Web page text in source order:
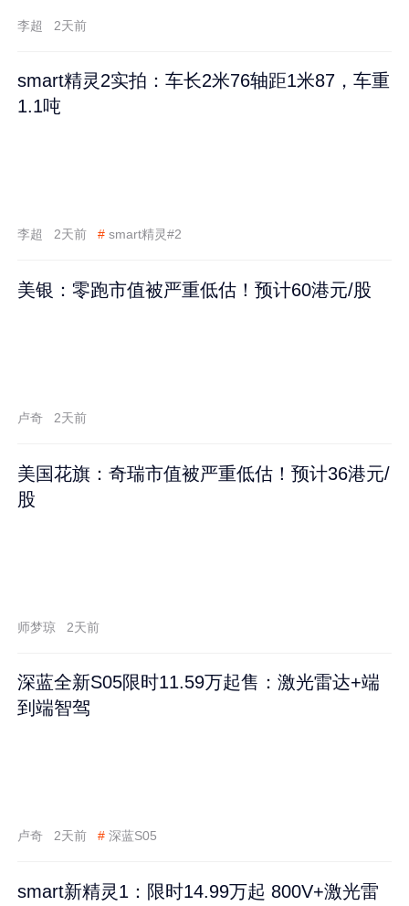
李超 2天前
smart精灵2实拍：车长2米76轴距1米87，车重
1.1吨
李超 2天前 # smart精灵#2
美银：零跑市值被严重低估！预计60港元/股
卢奇 2天前
美国花旗：奇瑞市值被严重低估！预计36港元/
股
师梦琼 2天前
深蓝全新S05限时11.59万起售：激光雷达+端
到端智驾
卢奇 2天前 # 深蓝S05
smart新精灵1：限时14.99万起 800V+激光雷